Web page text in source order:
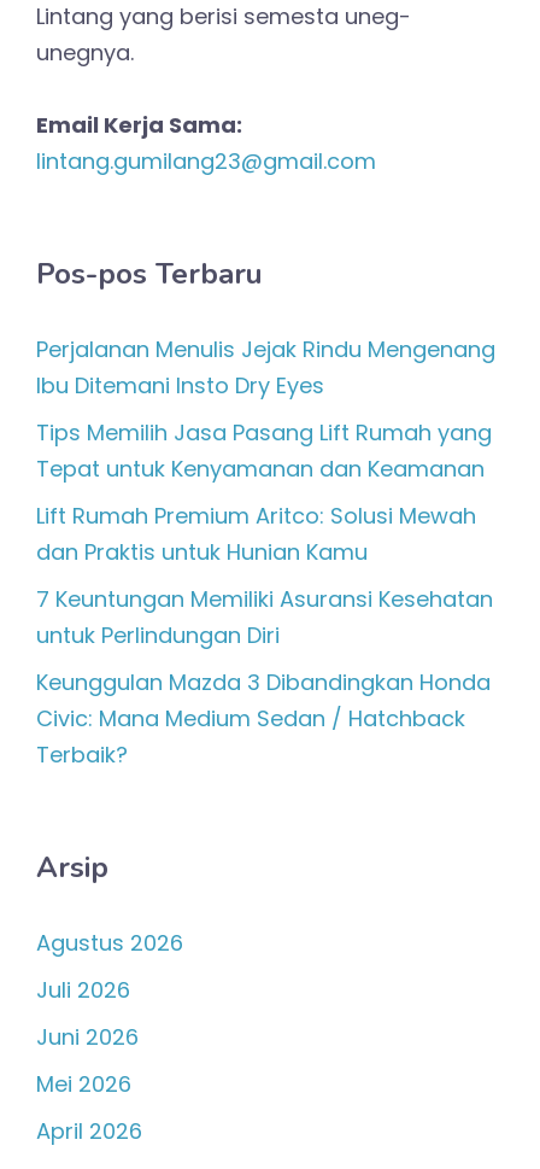
Lintang yang berisi semesta uneg-
unegnya.
Email Kerja Sama:
lintang.gumilang23@gmail.com
Pos-pos Terbaru
Perjalanan Menulis Jejak Rindu Mengenang
Ibu Ditemani Insto Dry Eyes
Tips Memilih Jasa Pasang Lift Rumah yang
Tepat untuk Kenyamanan dan Keamanan
Lift Rumah Premium Aritco: Solusi Mewah
dan Praktis untuk Hunian Kamu
7 Keuntungan Memiliki Asuransi Kesehatan
untuk Perlindungan Diri
Keunggulan Mazda 3 Dibandingkan Honda
Civic: Mana Medium Sedan / Hatchback
Terbaik?
Arsip
Agustus 2026
Juli 2026
Juni 2026
Mei 2026
April 2026